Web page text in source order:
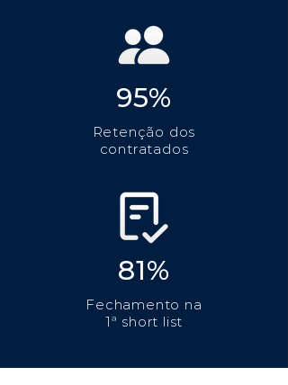
95%
Retenção dos
contratados
81%
Fechamento na
1ª short list